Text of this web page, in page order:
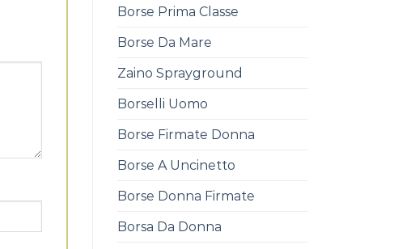
Borse Prima Classe
Borse Da Mare
Zaino Sprayground
Borselli Uomo
Borse Firmate Donna
Borse A Uncinetto
Borse Donna Firmate
Borsa Da Donna